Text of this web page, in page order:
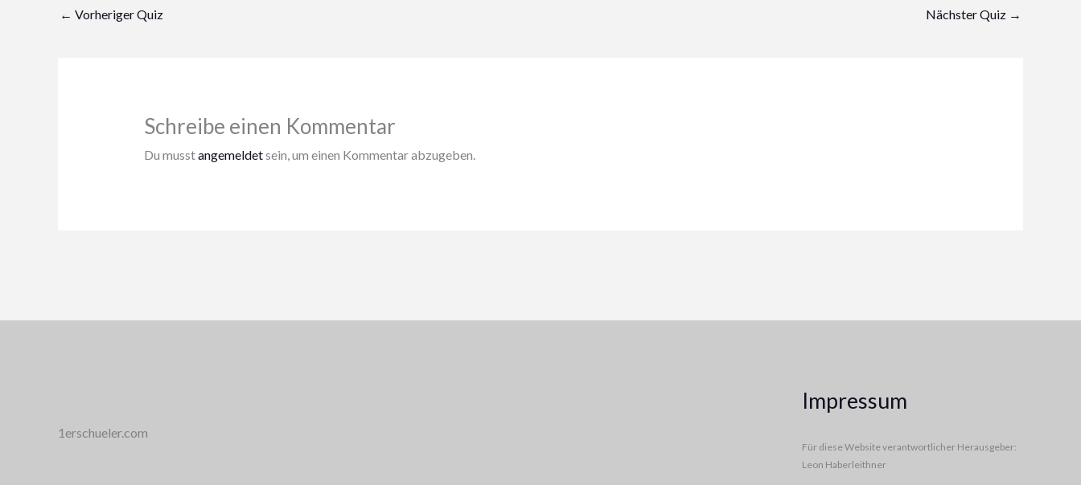
← Vorheriger Quiz Nächster Quiz →
Schreibe einen Kommentar
Du musstangemeldetsein, um einen Kommentar abzugeben.
1erschueler.com
Impressum
Für diese Website verantwortlicher Herausgeber:
Leon Haberleithner